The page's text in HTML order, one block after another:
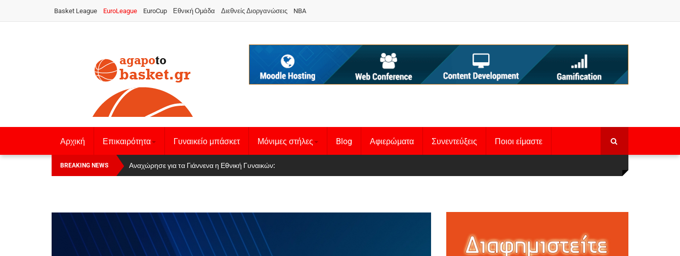
Basket League EuroLeague EuroCup Εθνική Ομάδα Διεθνείς Διοργανώσεις NBA
Αρχική Επικαιρότητα Γυναικείο μπάσκετ Μόνιμες στήλες Blog Αφιερώματα Συνεντεύξεις Ποιοι είμαστε
BREAKING NEWS Οι Πάνθηρες Καβάλας στην Women Basketball League 1
Αναχώρησε για τα Γιάννενα η Εθνική Γυναικών: